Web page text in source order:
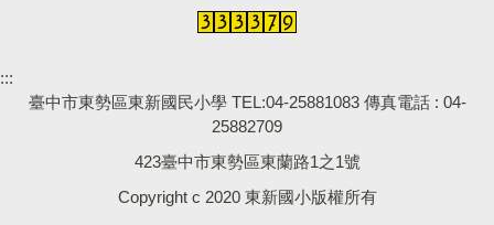
:::
臺中市東勢區東新國民小學 TEL:04-25881083 傳真電話 : 04-
25882709
423臺中市東勢區東蘭路1之1號
Copyright c 2020 東新國小版權所有